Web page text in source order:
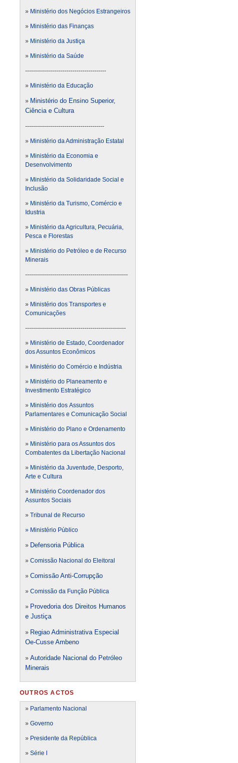
» Ministério dos Negócios Estrangeiros
» Ministério das Finanças
» Ministério da Justiça
» Ministério da Saúde
-----------------------------------------
» Ministério da Educação
» Ministério do Ensino Superior,
Ciência e Cultura
----------------------------------------
» Ministério da Administração Estatal
» Ministério da Economia e
Desenvolvimento
» Ministério da Solidaridade Social e
Inclusão
» Ministério da Turismo, Comércio e
Idustria
» Ministério da Agricultura, Pecuária,
Pesca e Florestas
» Ministério do Petróleo e de Recurso
Minerais
----------------------------------------------------
» Ministério das Obras Públicas
» Ministério dos Transportes e
Comunicações
---------------------------------------------------
» Ministério de Estado, Coordenador
dos Assuntos Econômicos
» Ministério do Comércio e Indústria
» Ministério do Planeamento e
Investimento Estratégico
» Ministério dos Assuntos
Parlamentares e Comunicação Social
» Ministério do Plano e Ordenamento
» Ministério para os Assuntos dos
Combatentes da Libertação Nacional
» Ministério da Juventude, Desporto,
Arte e Cultura
» Ministério Coordenador dos
Assuntos Sociais
» Tribunal de Recurso
» Ministério Público
» Defensoria Pública
» Comissão Nacional do Eleitoral
» Comissão Anti-Corrupção
» Comissão da Função Pública
» Provedoria dos Direitos Humanos
e Justiça
» Regiao Administrativa Especial
Oe-Cusse Ambeno
» Autoridade Nacional do Petróleo
Minerais
OUTROS ACTOS
» Parlamento Nacional
» Governo
» Presidente da República
» Série I